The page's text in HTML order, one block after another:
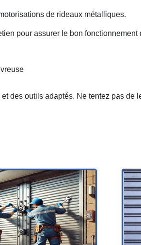
de rideaux métalliques.
pour assurer le bon fonctionnement
des outils adaptés. Ne tentez pas de